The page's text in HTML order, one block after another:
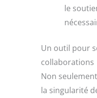
le
Un outil pour
collaborations
Non
la singularité